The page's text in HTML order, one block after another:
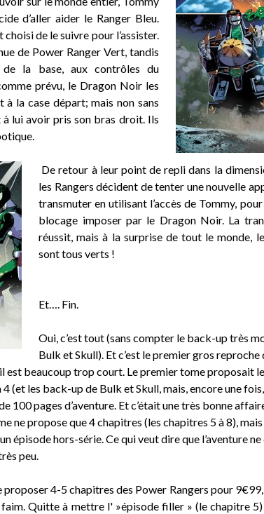
d’aller aider le Ranger Bleu.
de le suivre pour l’assister.
de Power Ranger Vert, tandis
de la base, aux contrôles du
prévu, le Dragon Noir les
la case départ; mais non sans
lui avoir pris son bras droit. Ils
De retour à leur point de repli dans la
les Rangers décident de tenter une nouvelle
transmuter en utilisant l’accès de Tommy,
blocage imposer par le Dragon Noir. La
réussit, mais à la surprise de tout le monde,
sont tous verts !
Et…. Fin.
Oui, c’est tout (sans compter le back-up très
Bulk et Skull). Et c’est le premier gros reproche
est beaucoup trop court. Le premier tome proposait
(et les back-up de Bulk et Skull, mais, encore une
100 pages d’aventure. Et c’était une très bonne
ne propose que 4 chapitres (les chapitres 5 à 8),
épisode hors-série. Ce qui veut dire que l’aventure ne
peu.
proposer 4-5 chapitres des Power Rangers pour
Quitte à mettre l' »épisode filler » (le chapitre 5)